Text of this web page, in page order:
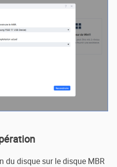
du disque sur le disque MBR